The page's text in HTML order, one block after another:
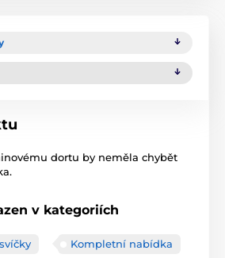
dortu by neměla chybět
v kategoriích
Kompletní nabídka